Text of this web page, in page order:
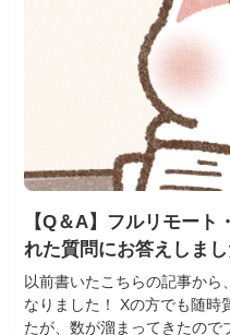
【Q＆A】フルリモー
れた質問にお答えしまし
以前書いたこちらの記事か
なりました！ Xの方でも随時
たが、数が溜まってきたので